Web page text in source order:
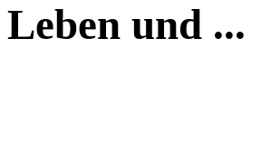
Leben und ...